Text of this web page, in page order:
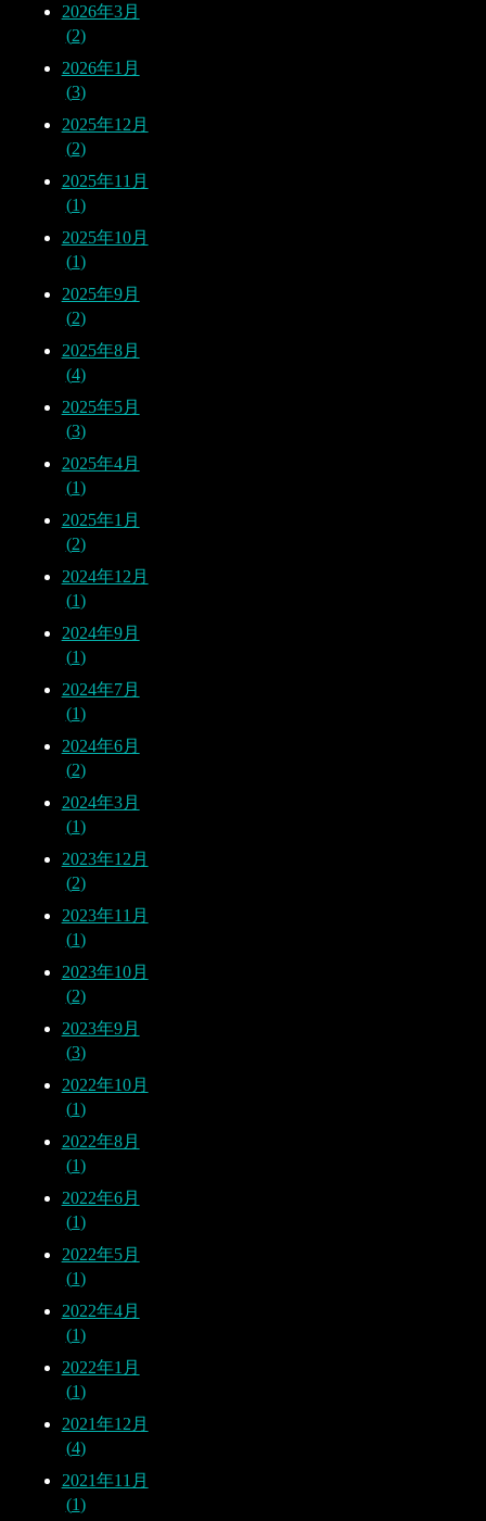
2026年3月
2
2026年1月
3
2025年12月
2
2025年11月
1
2025年10月
1
2025年9月
2
2025年8月
4
2025年5月
3
2025年4月
1
2025年1月
2
2024年12月
1
2024年9月
1
2024年7月
1
2024年6月
2
2024年3月
1
2023年12月
2
2023年11月
1
2023年10月
2
2023年9月
3
2022年10月
1
2022年8月
1
2022年6月
1
2022年5月
1
2022年4月
1
2022年1月
1
2021年12月
4
2021年11月
1